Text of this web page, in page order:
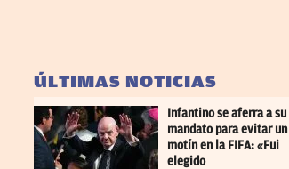
ÚLTIMAS NOTICIAS
Infantino se aferra a su
mandato para evitar un
motín en la FIFA: «Fui
elegido